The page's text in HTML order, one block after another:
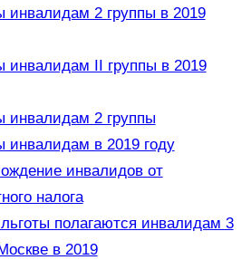
инвалидам 2 группы в 2019
инвалидам II группы в 2019
инвалидам 2 группы
инвалидам в 2019 году
инвалидов от
налога
полагаются инвалидам 3
в 2019